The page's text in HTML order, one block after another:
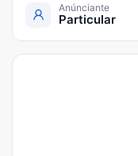
Anúnciante
Particular